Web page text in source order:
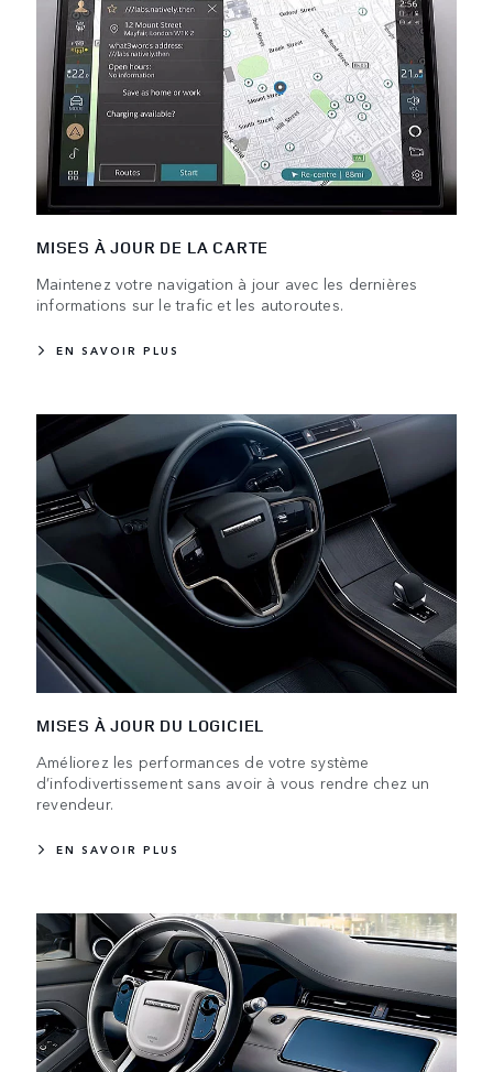
MISES À JOUR DE LA CARTE
Maintenez votre navigation à jour avec les dernières
informations sur le trafic et les autoroutes.
EN SAVOIR PLUS
MISES À JOUR DU LOGICIEL
Améliorez les performances de votre système
d’infodivertissement sans avoir à vous rendre chez un
revendeur.
EN SAVOIR PLUS